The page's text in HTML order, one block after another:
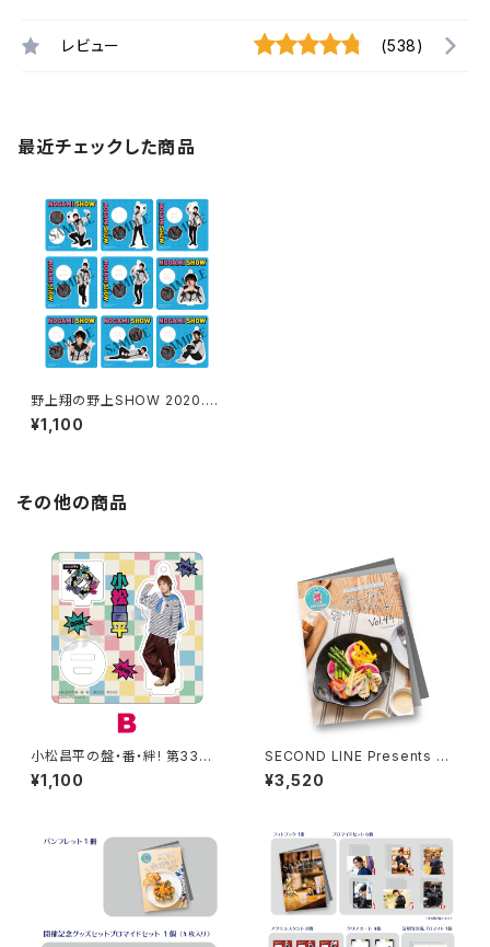
レビュー (538)
最近チェックした商品
野上翔の野上SHOW 2020.07
アクリルスタンド ※ランダム
販売
¥1,100
その他の商品
小松昌平の盤・番・絆! 第33回、
第34回 アクリルスタンド B
¥1,100
SECOND LINE Presents み
んなに会いに行くよ! 第44回 in
山形 パンフレット
¥3,520